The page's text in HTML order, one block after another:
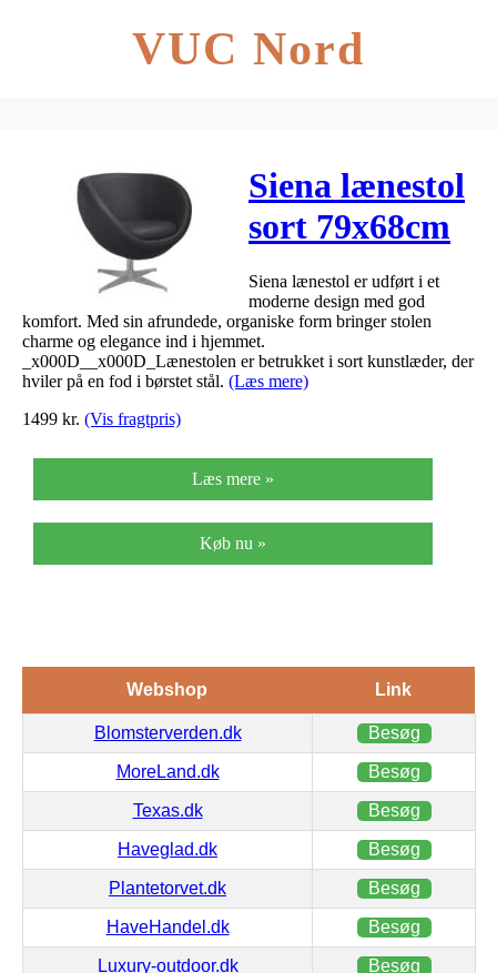
VUC Nord
Siena lænestol
sort 79x68cm
Siena lænestol er udført i et
moderne design med god
komfort. Med sin afrundede, organiske form bringer stolen
charme og elegance ind i hjemmet.
_x000D__x000D_Lænestolen er betrukket i sort kunstlæder, der
hviler på en fod i børstet stål. (Læs mere)
1499 kr. (Vis fragtpris)
Læs mere »
Køb nu »
Webshop Link
Blomsterverden.dk Besøg
MoreLand.dk Besøg
Texas.dk Besøg
Haveglad.dk Besøg
Plantetorvet.dk Besøg
HaveHandel.dk Besøg
Luxury-outdoor.dk Besøg